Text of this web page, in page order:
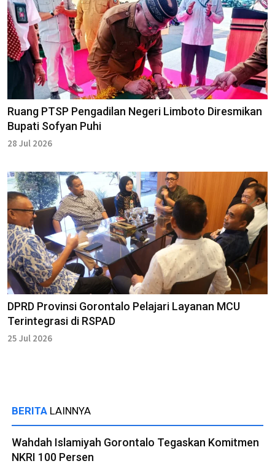
Ruang PTSP Pengadilan Negeri Limboto Diresmikan
Bupati Sofyan Puhi
28 Jul 2026
DPRD Provinsi Gorontalo Pelajari Layanan MCU
Terintegrasi di RSPAD
25 Jul 2026
BERITA LAINNYA
Wahdah Islamiyah Gorontalo Tegaskan Komitmen
NKRI 100 Persen